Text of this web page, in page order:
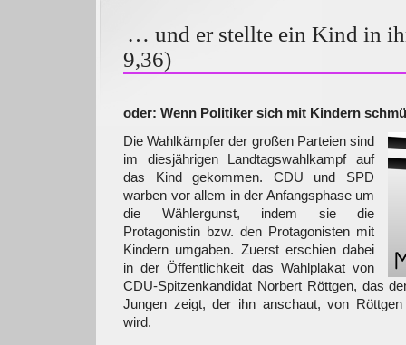
… und er stellte ein Kind in
9,36)
oder: Wenn Politiker sich mit Kindern
Die Wahlkämpfer der großen Parteien sind
im diesjährigen Landtagswahlkampf auf
das Kind gekommen. CDU und SPD
warben vor allem in der Anfangsphase um
die Wählergunst, indem sie die
Protagonistin bzw. den Protagonisten mit
Kindern umgaben. Zuerst erschien dabei
in der Öffentlichkeit das Wahlplakat von
CDU-Spitzenkandidat Norbert Röttgen, das
Jungen zeigt, der ihn anschaut, von
wird.